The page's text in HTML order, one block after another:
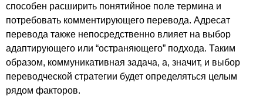
способен расширить понятийное поле термина и
потребовать комментирующего перевода. Адресат
перевода также непосредственно влияет на выбор
адаптирующего или “остраняющего” подхода. Таким
образом, коммуникативная задача, а, значит, и выбор
переводческой стратегии будет определяться целым
рядом факторов.